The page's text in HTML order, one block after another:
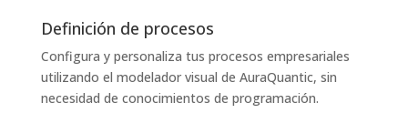
Definición de procesos
Configura y personaliza tus procesos empresariales
utilizando el modelador visual de AuraQuantic, sin
necesidad de conocimientos de programación.